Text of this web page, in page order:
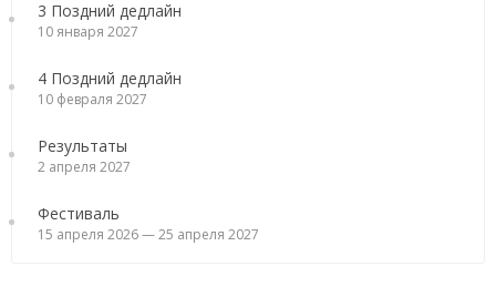
3 Поздний дедлайн
10 января 2027
4 Поздний дедлайн
10 февраля 2027
Результаты
2 апреля 2027
Фестиваль
15 апреля 2026 — 25 апреля 2027